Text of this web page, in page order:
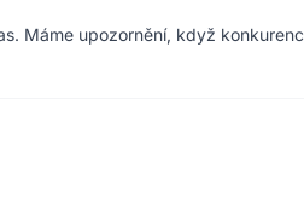
Máme upozornění, když